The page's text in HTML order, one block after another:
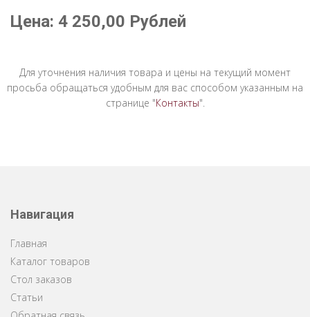
Цена: 4 250,00 Рублей
Для уточнения наличия товара и цены на текущий момент
просьба обращаться удобным для вас способом указанным на
странице "Контакты".
Навигация
Главная
Каталог товаров
Стол заказов
Статьи